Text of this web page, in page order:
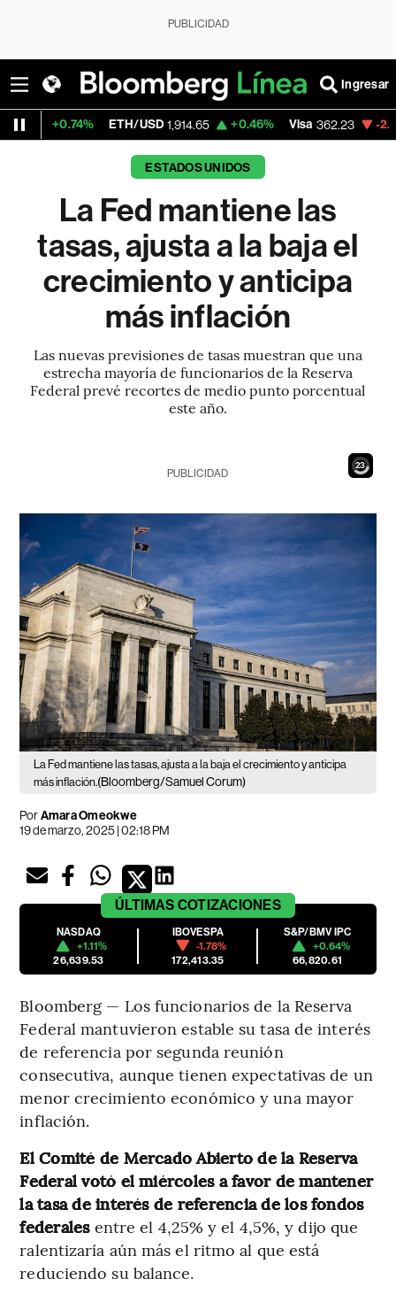
PUBLICIDAD
Ingresar
ETH/USD 1,914.65 +0.46% Visa 362.23 -2.22%
ESTADOS UNIDOS
La Fed mantiene las
tasas, ajusta a la baja el
crecimiento y anticipa
más inflación
Las nuevas previsiones de tasas muestran que una
estrecha mayoría de funcionarios de la Reserva
Federal prevé recortes de medio punto porcentual
este año.
21
PUBLICIDAD
La Fed mantiene las tasas, ajusta a la baja el crecimiento y anticipa
más inflación.(Bloomberg/Samuel Corum)
PorAmara Omeokwe
19 de marzo, 2025 | 02:18 PM
ÚLTIMAS COTIZACIONES
NASDAQ
+1.11%
26,639.53
IBOVESPA
-1.78%
172,413.35
S&P/BMV IPC
+0.64%
66,820.61
Bloomberg — Los funcionarios de la Reserva
Federal mantuvieron estable su tasa de interés
de referencia por segunda reunión
consecutiva, aunque tienen expectativas de un
menor crecimiento económico y una mayor
inflación.
El Comité de Mercado Abierto de la Reserva
Federal votó el miércoles a favor de mantener
la tasa de interés de referencia de los fondos
federalesentre el 4,25% y el 4,5%, y dijo que
ralentizaría aún más el ritmo al que está
reduciendo su balance.